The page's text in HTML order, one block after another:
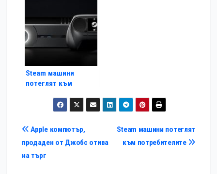
Steam машини
потеглят към
Навигация
Steam машини потеглят
към потребителите
Apple компютър,
продаден от Джобс отива
на търг